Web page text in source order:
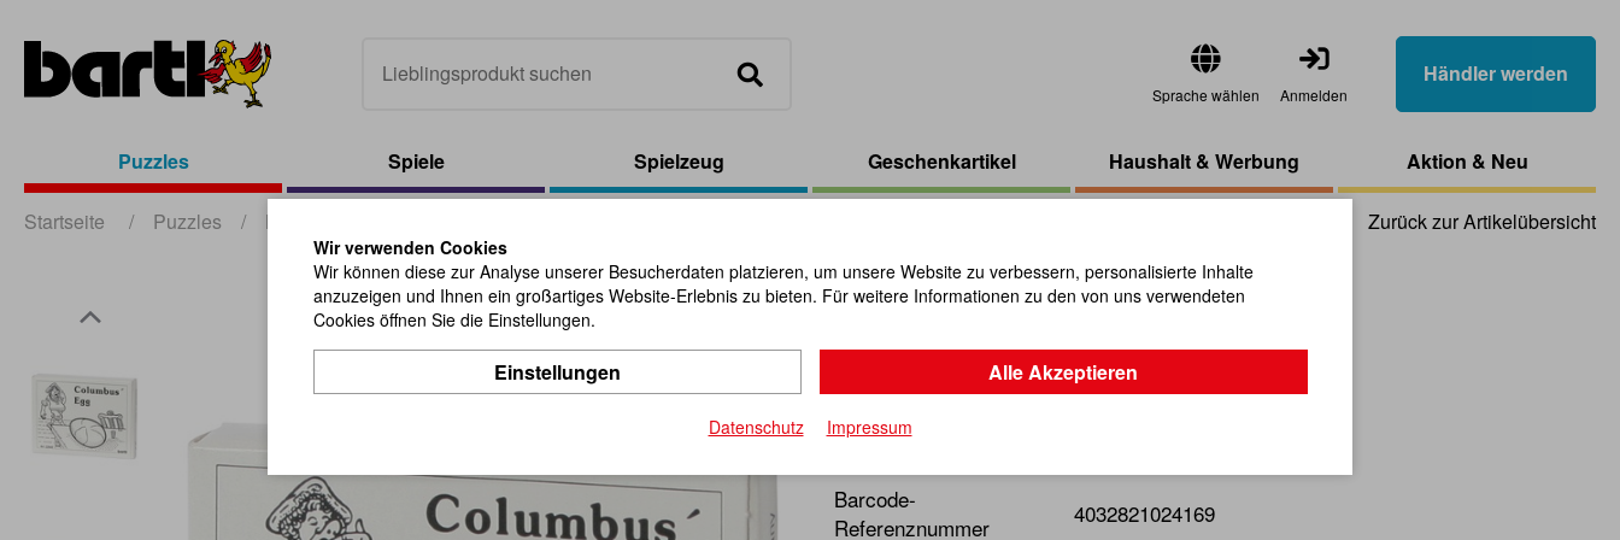
Sprache wählen Anmelden
Händler werden
Puzzles Spiele Spielzeug Geschenkartikel Haushalt & Werbung Aktion & Neu
Startseite / Puzzles / Mini Puzzles Zurück zur Artikelübersicht
Columbus` Egg
Artikel-Nr.:102534
Denksport für clevere Tüfler!
Barcode-
Referenznummer
4032821024169
Wir verwenden Cookies
Wir können diese zur Analyse unserer Besucherdaten platzieren, um unsere Website zu verbessern, personalisierte Inhalte
anzuzeigen und Ihnen ein großartiges Website-Erlebnis zu bieten. Für weitere Informationen zu den von uns verwendeten
Cookies öffnen Sie die Einstellungen.
Einstellungen Alle Akzeptieren
Datenschutz Impressum